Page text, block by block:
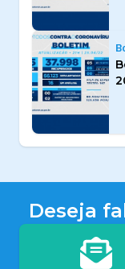
Deseja